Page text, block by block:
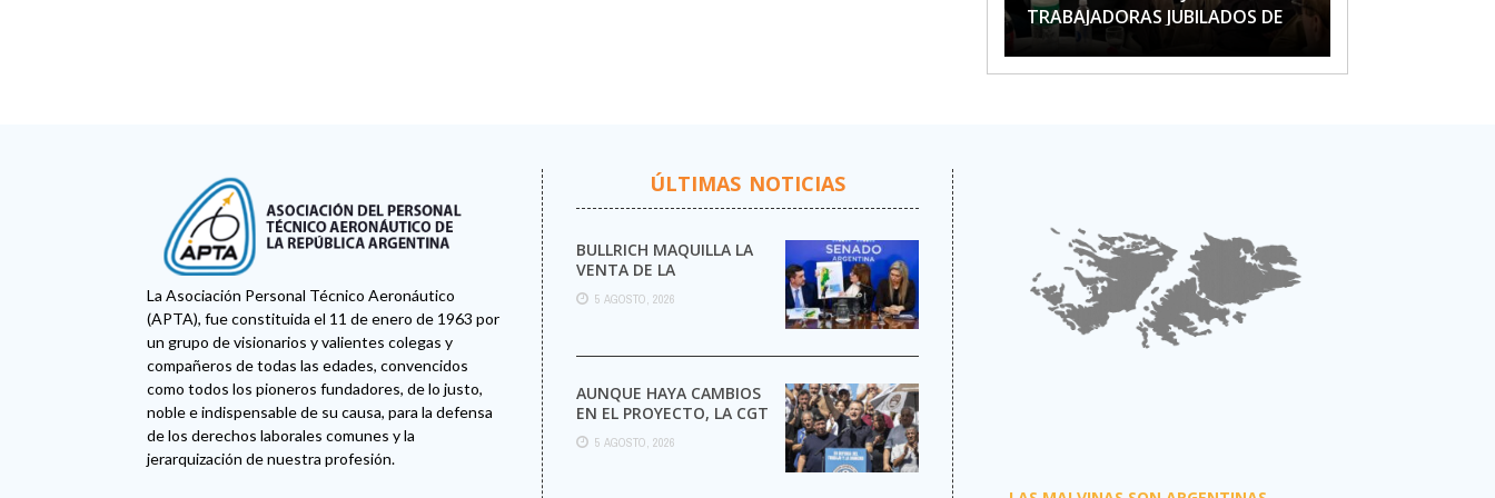
TRABAJADORAS JUBILADOS DE
APTA
La Asociación Personal Técnico Aeronáutico
(APTA), fue constituida el 11 de enero de 1963 por
un grupo de visionarios y valientes colegas y
compañeros de todas las edades, convencidos
como todos los pioneros fundadores, de lo justo,
noble e indispensable de su causa, para la defensa
de los derechos laborales comunes y la
jerarquización de nuestra profesión.
ÚLTIMAS NOTICIAS
BULLRICH MAQUILLA LA
VENTA DE LA
ARGENTINA
5 AGOSTO, 2026
AUNQUE HAYA CAMBIOS
EN EL PROYECTO, LA CGT
MARCHA AL CONGRESO
CONTRA LA LEY DE ...
5 AGOSTO, 2026